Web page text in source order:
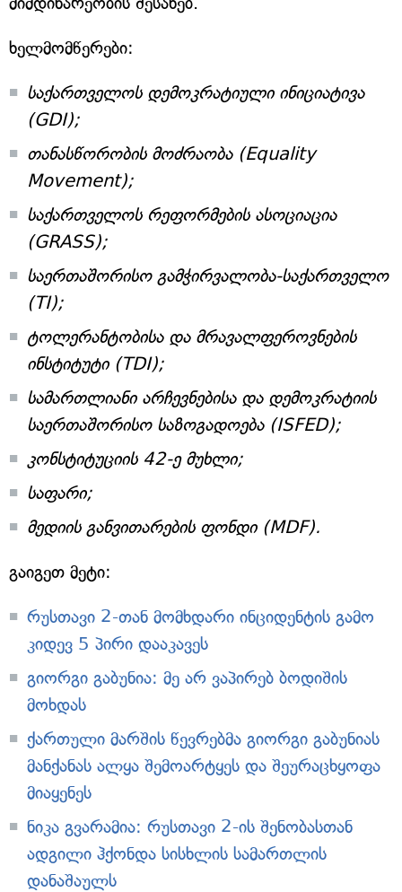
ხელმომწერები:
საქართველოს დემოკრატიული ინიციატივა
(GDI);
თანასწორობის მოძრაობა (Equality
Movement);
საქართველოს რეფორმების ასოციაცია
(GRASS);
საერთაშორისო გამჭირვალობა-საქართველო
(TI);
ტოლერანტობისა და მრავალფეროვნების
ინსტიტუტი (TDI);
სამართლიანი არჩევნებისა და დემოკრატიის
საერთაშორისო საზოგადოება (ISFED);
კონსტიტუციის 42-ე მუხლი;
საფარი;
მედიის განვითარების ფონდი (MDF).
გაიგეთ მეტი:
რუსთავი 2-თან მომხდარი ინციდენტის გამო
კიდევ 5 პირი დააკავეს
გიორგი გაბუნია: მე არ ვაპირებ ბოდიშის
მოხდას
ქართული მარშის წევრებმა გიორგი გაბუნიას
მანქანას ალყა შემოარტყეს და შეურაცხყოფა
მიაყენეს
ნიკა გვარამია: რუსთავი 2-ის შენობასთან
ადგილი ჰქონდა სისხლის სამართლის
დანაშაულს